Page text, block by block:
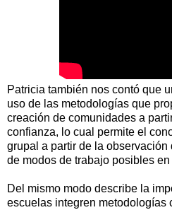
Patricia también nos contó que
uso de las metodologías que
creación de comunidades a
confianza, lo cual permite el
grupal a partir de la
de modos de trabajo posibles
Del mismo modo describe la
escuelas integren metodologías